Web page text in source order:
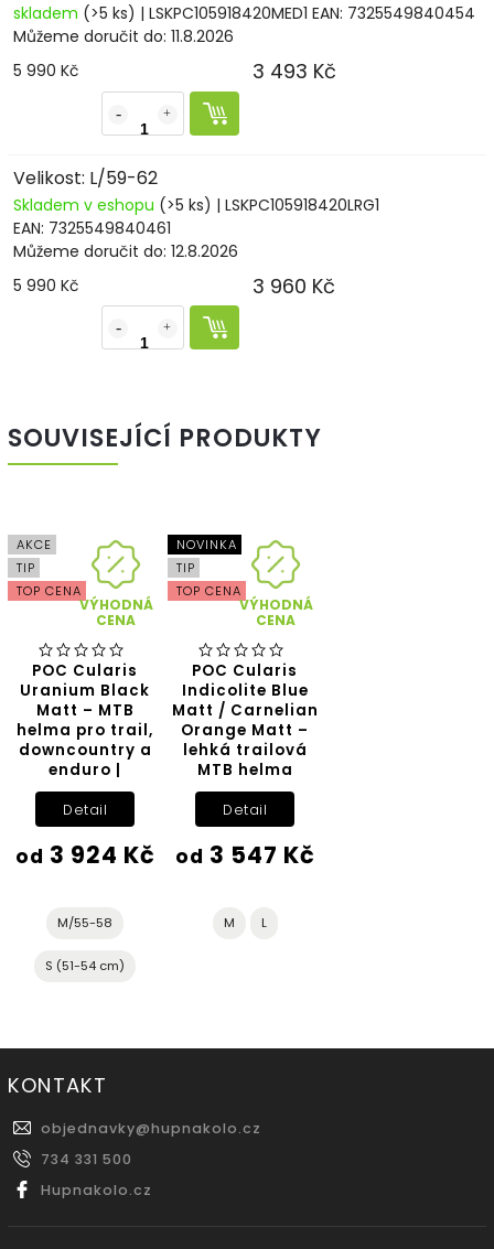
skladem (>5 ks) | LSKPC105918420MED1 EAN: 7325549840454
Můžeme doručit do: 11.8.2026
5 990 Kč
3 493 Kč
Velikost: L/59-62
Skladem v eshopu (>5 ks) | LSKPC105918420LRG1
EAN: 7325549840461
Můžeme doručit do: 12.8.2026
5 990 Kč
3 960 Kč
SOUVISEJÍCÍ PRODUKTY
AKCE
TIP
TOP CENA
VÝHODNÁ
CENA
POC Cularis
Uranium Black
Matt – MTB
helma pro trail,
downcountry a
enduro |
od 3 924 Kč
Detail
M/55-58
S (51-54 cm)
NOVINKA
TIP
TOP CENA
VÝHODNÁ
CENA
POC Cularis
Indicolite Blue
Matt / Carnelian
Orange Matt –
lehká trailová
MTB helma
od 3 547 Kč
Detail
M L
KONTAKT
objednavky@hupnakolo.cz
734 331 500
Hupnakolo.cz